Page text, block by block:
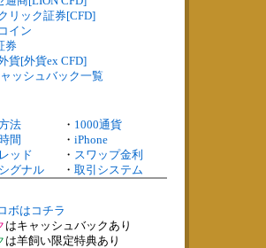
リック証券[CFD]
イン
券
貨[外貨ex CFD]
ッシュバック一覧
法 ・ 1000通貨
間 ・ iPhone
ッド ・ スワップ金利
グナル ・ 取引システム
ボはコチラ
はキャッシュバックあり
は羊飼い限定特典あり